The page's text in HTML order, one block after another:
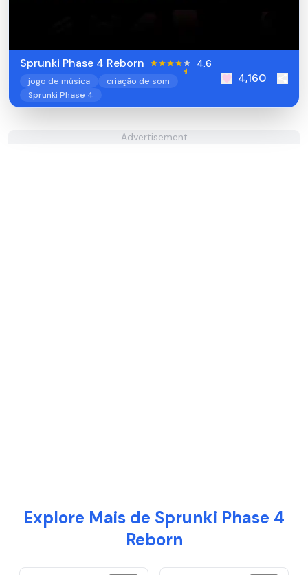
Sprunki Phase 4 Reborn 4.6
jogo de música
criação de som
Sprunki Phase 4
4,160
Advertisement
Explore Mais de Sprunki Phase 4
Reborn